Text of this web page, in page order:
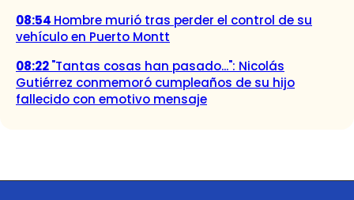
08:54 Hombre murió tras perder el control de su
vehículo en Puerto Montt
08:22"Tantas cosas han pasado...": Nicolás
Gutiérrez conmemoró cumpleaños de su hijo
fallecido con emotivo mensaje